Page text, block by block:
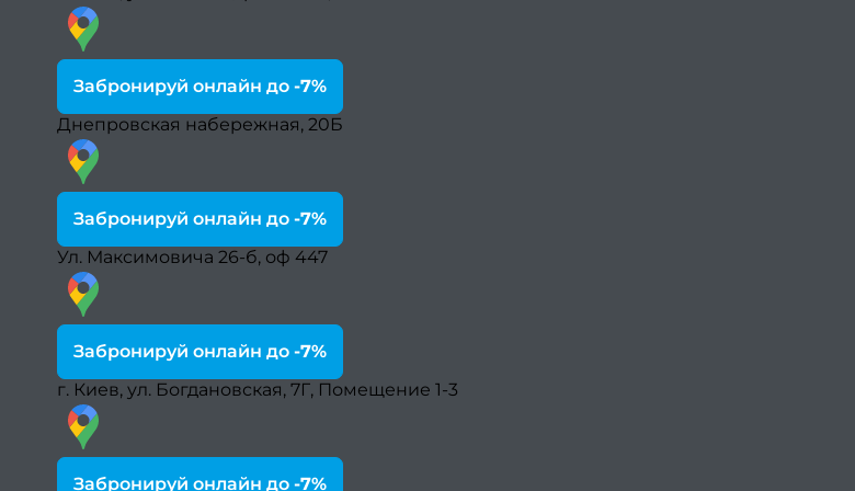
Забронируй онлайн до -7%
Днепровская набережная, 20Б
Забронируй онлайн до -7%
Ул. Максимовича 26-б, оф 447
Забронируй онлайн до -7%
г. Киев, ул. Богдановская, 7Г, Помещение 1-3
Забронируй онлайн до -7%